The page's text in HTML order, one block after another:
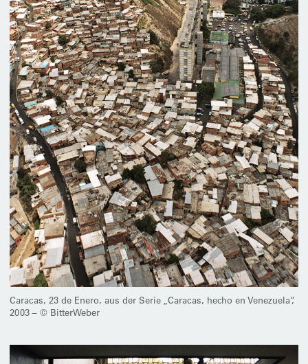
Caracas, 23 de Enero, aus der Serie „Caracas, hecho en Venezuela“,
2003 – © BitterWeber